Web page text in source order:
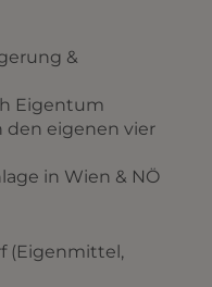
&
Eigentum
den eigenen vier
in Wien & NÖ
(Eigenmittel,